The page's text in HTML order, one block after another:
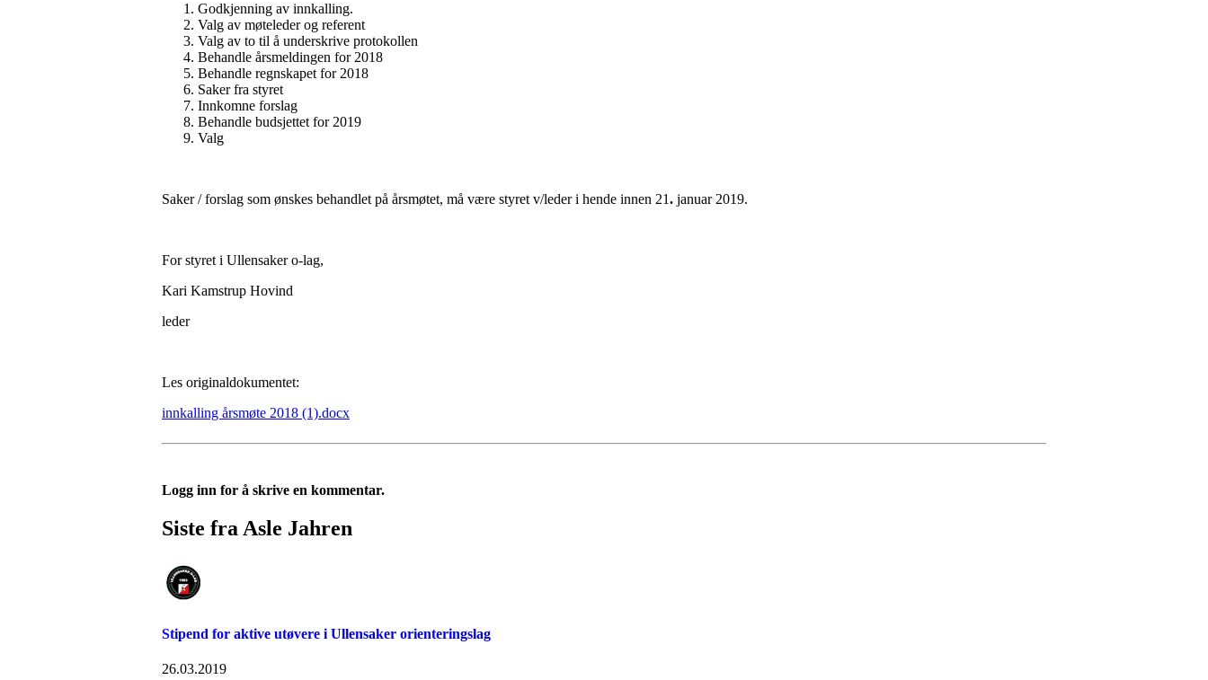
Godkjenning av innkalling.
Valg av møteleder og referent
Valg av to til å underskrive protokollen
Behandle årsmeldingen for 2018
Behandle regnskapet for 2018
Saker fra styret
Innkomne forslag
Behandle budsjettet for 2019
Valg
Saker / forslag som ønskes behandlet på årsmøtet, må være styret v/leder i hende innen 21. januar 2019.
For styret i Ullensaker o-lag,
Kari Kamstrup Hovind
leder
Les originaldokumentet:
innkalling årsmøte 2018 (1).docx
Logg inn for å skrive en kommentar.
Siste fra Asle Jahren
Stipend for aktive utøvere i Ullensaker orienteringslag
26.03.2019